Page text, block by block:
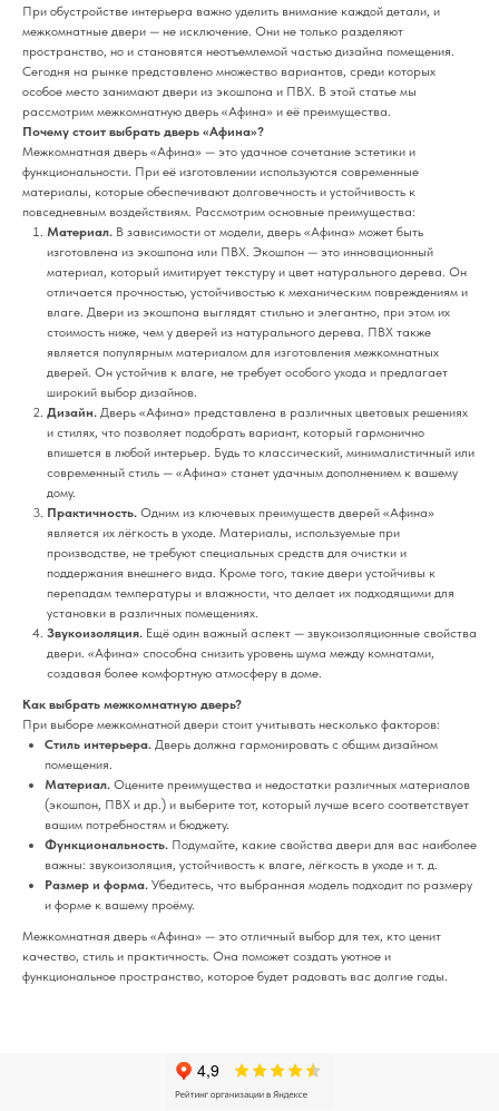
При обустройстве интерьера важно уделить внимание каждой детали, и
межкомнатные двери — не исключение. Они не только разделяют
пространство, но и становятся неотъемлемой частью дизайна помещения.
Сегодня на рынке представлено множество вариантов, среди которых
особое место занимают двери из экошпона и ПВХ. В этой статье мы
рассмотрим межкомнатную дверь «Афина» и её преимущества.
Почему стоит выбрать дверь «Афина»?
Межкомнатная дверь «Афина» — это удачное сочетание эстетики и
функциональности. При её изготовлении используются современные
материалы, которые обеспечивают долговечность и устойчивость к
повседневным воздействиям. Рассмотрим основные преимущества:
Материал. В зависимости от модели, дверь «Афина» может быть
изготовлена из экошпона или ПВХ. Экошпон — это инновационный
материал, который имитирует текстуру и цвет натурального дерева. Он
отличается прочностью, устойчивостью к механическим повреждениям и
влаге. Двери из экошпона выглядят стильно и элегантно, при этом их
стоимость ниже, чем у дверей из натурального дерева. ПВХ также
является популярным материалом для изготовления межкомнатных
дверей. Он устойчив к влаге, не требует особого ухода и предлагает
широкий выбор дизайнов.
Дизайн. Дверь «Афина» представлена в различных цветовых решениях
и стилях, что позволяет подобрать вариант, который гармонично
впишется в любой интерьер. Будь то классический, минималистичный или
современный стиль — «Афина» станет удачным дополнением к вашему
дому.
Практичность. Одним из ключевых преимуществ дверей «Афина»
является их лёгкость в уходе. Материалы, используемые при
производстве, не требуют специальных средств для очистки и
поддержания внешнего вида. Кроме того, такие двери устойчивы к
перепадам температуры и влажности, что делает их подходящими для
установки в различных помещениях.
Звукоизоляция. Ещё один важный аспект — звукоизоляционные свойства
двери. «Афина» способна снизить уровень шума между комнатами,
создавая более комфортную атмосферу в доме.
Как выбрать межкомнатную дверь?
При выборе межкомнатной двери стоит учитывать несколько факторов:
Стиль интерьера. Дверь должна гармонировать с общим дизайном
помещения.
Материал. Оцените преимущества и недостатки различных материалов
(экошпон, ПВХ и др.) и выберите тот, который лучше всего соответствует
вашим потребностям и бюджету.
Функциональность. Подумайте, какие свойства двери для вас наиболее
важны: звукоизоляция, устойчивость к влаге, лёгкость в уходе и т. д.
Размер и форма. Убедитесь, что выбранная модель подходит по размеру
и форме к вашему проёму.
Межкомнатная дверь «Афина» — это отличный выбор для тех, кто ценит
качество, стиль и практичность. Она поможет создать уютное и
функциональное пространство, которое будет радовать вас долгие годы.